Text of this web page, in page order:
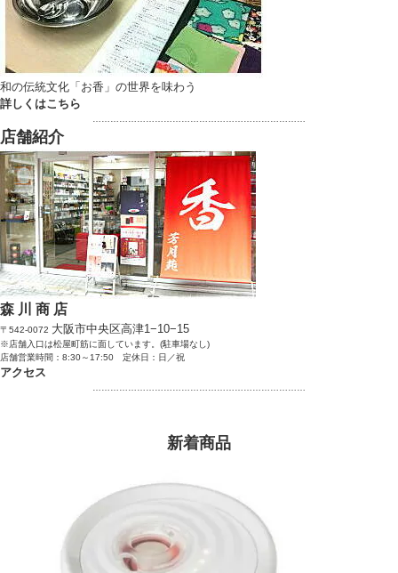
和の伝統文化「お香」の世界を味わう
詳しくはこちら
店舗紹介
森 川 商 店
〒542-0072 大阪市中央区高津1−10−15
※店舗入口は松屋町筋に面しています。(駐車場なし)
店舗営業時間：8:30～17:50 定休日：日／祝
アクセス
新着商品